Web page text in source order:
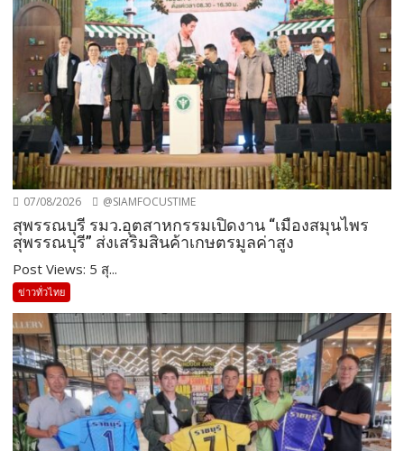
07/08/2026 @SIAMFOCUSTIME
สุพรรณบุรี รมว.อุตสาหกรรมเปิดงาน “เมืองสมุนไพร
สุพรรณบุรี” ส่งเสริมสินค้าเกษตรมูลค่าสูง
Post Views: 5 สุ...
ข่าวทั่วไทย